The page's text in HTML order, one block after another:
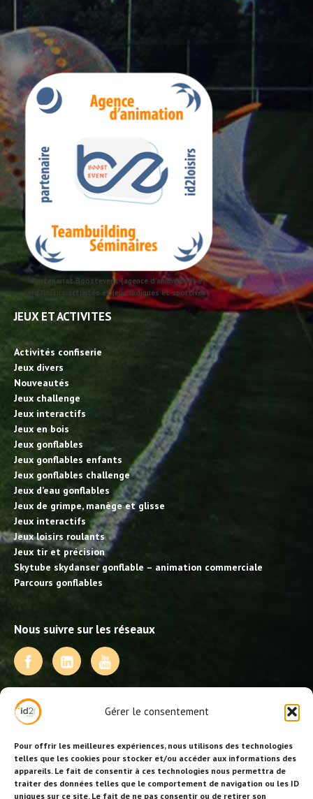
Gérer le consentement
Pour offrir les meilleures expériences, nous utilisons des technologies
telles que les cookies pour stocker et/ou accéder aux informations des
appareils. Le fait de consentir à ces technologies nous permettra de
traiter des données telles que le comportement de navigation ou les ID
uniques sur ce site. Le fait de ne pas consentir ou de retirer son
Partenariat Boostevent (agence d'animation) et
id2loisirs activités et jeux ludiques et sportives
JEUX ET ACTIVITES
Activités confiserie
Jeux divers
Nouveautés
Jeux challenge
Jeux interactifs
Jeux en bois
Jeux gonflables
Jeux gonflables enfants
Jeux gonflables challenge
Jeux d’eau gonflables
Jeux de grimpe, manège et glisse
Jeux interactifs
Jeux loisirs roulants
Jeux tir et précision
Skytube skydanser gonflable – animation commerciale
Parcours gonflables
Nous suivre sur les réseaux
NOS PRESTATIONS
Activités, jeux et animations BDE
Animations événementielles
Animations EVJF – EVJG
Animations hôtellerie
Animations anniversaires